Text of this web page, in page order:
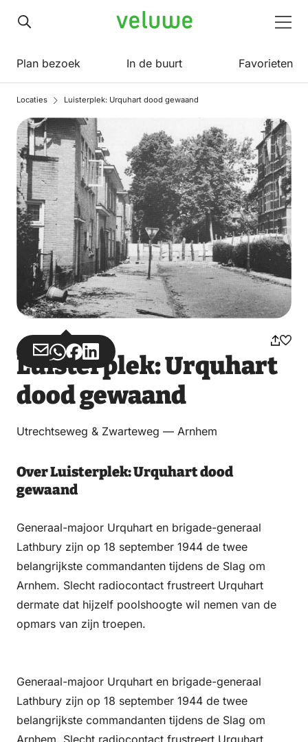
Veluwe
Plan bezoek In de buurt Favorieten
Locaties Luisterplek: Urquhart dood gewaand
Deel
via
Email
Deel
via
WhatsApp
Deel
op
Facebook
Deel
op
LinkedIn
Luisterplek: Urquhart
dood gewaand
Utrechtseweg & Zwarteweg — Arnhem
Over Luisterplek: Urquhart dood
gewaand
Generaal-majoor Urquhart en brigade-generaal
Lathbury zijn op 18 september 1944 de twee
belangrijkste commandanten tijdens de Slag om
Arnhem. Slecht radiocontact frustreert Urquhart
dermate dat hijzelf poolshoogte wil nemen van de
opmars van zijn troepen.
Generaal-majoor Urquhart en brigade-generaal
Lathbury zijn op 18 september 1944 de twee
belangrijkste commandanten tijdens de Slag om